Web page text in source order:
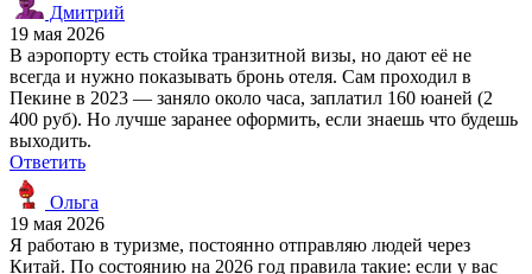
Дмитрий
19 мая 2026
В аэропорту есть стойка транзитной визы, но дают её не
всегда и нужно показывать бронь отеля. Сам проходил в
Пекине в 2023 — заняло около часа, заплатил 160 юаней (2
400 руб). Но лучше заранее оформить, если знаешь что будешь
выходить.
Ответить
Ольга
19 мая 2026
Я работаю в туризме, постоянно отправляю людей через
Китай. По состоянию на 2026 год правила такие: если у вас